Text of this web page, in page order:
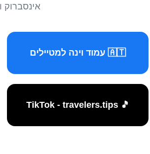
אינסברוק
🇦🇹 עמוד וינה למטיילים
🎵 TikTok - travelers.tips